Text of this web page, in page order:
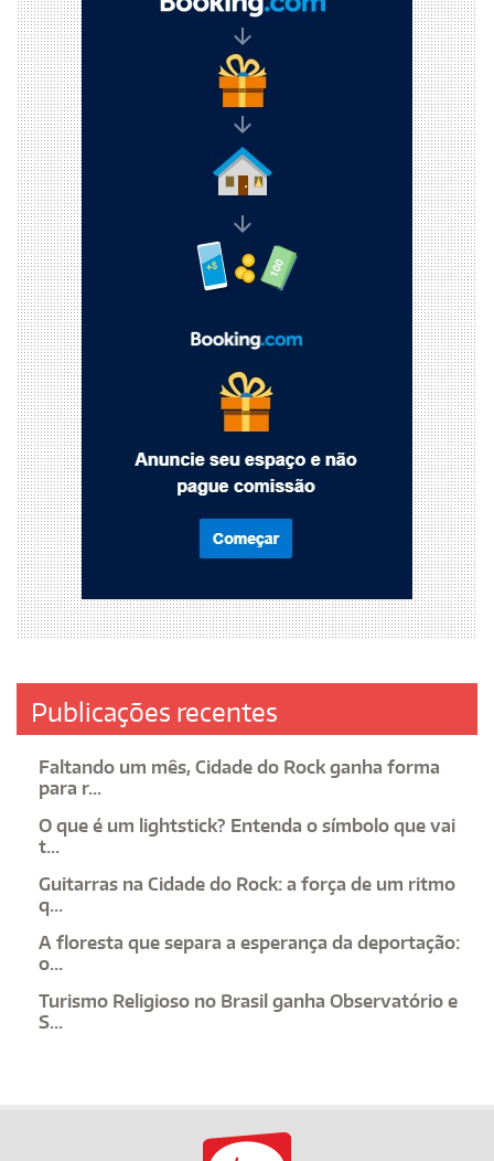
Publicações recentes
Faltando um mês, Cidade do Rock ganha forma
para r...
O que é um lightstick? Entenda o símbolo que vai
t...
Guitarras na Cidade do Rock: a força de um ritmo
q...
A floresta que separa a esperança da deportação:
o...
Turismo Religioso no Brasil ganha Observatório e
S...